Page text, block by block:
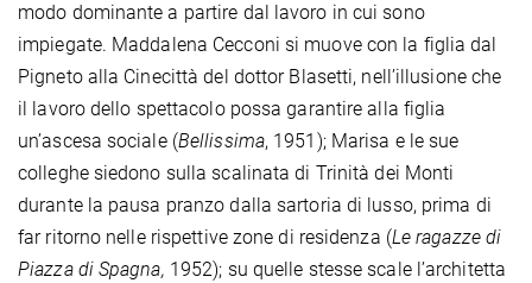
modo dominante a partire dal lavoro in cui sono
impiegate. Maddalena Cecconi si muove con la figlia dal
Pigneto alla Cinecittà del dottor Blasetti, nell’illusione che
il lavoro dello spettacolo possa garantire alla figlia
un’ascesa sociale (Bellissima, 1951); Marisa e le sue
colleghe siedono sulla scalinata di Trinità dei Monti
durante la pausa pranzo dalla sartoria di lusso, prima di
far ritorno nelle rispettive zone di residenza (Le ragazze di
Piazza di Spagna, 1952); su quelle stesse scale l’architetta